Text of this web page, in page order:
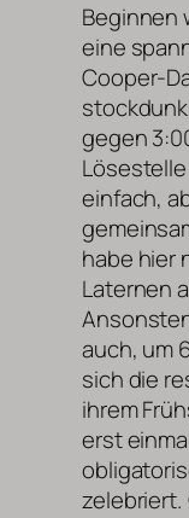
Beginnen
eine
Cooper-
gegen
einfach,
habe hier
Laternen
auch, um
sich die
ihrem
erst
zelebriert.